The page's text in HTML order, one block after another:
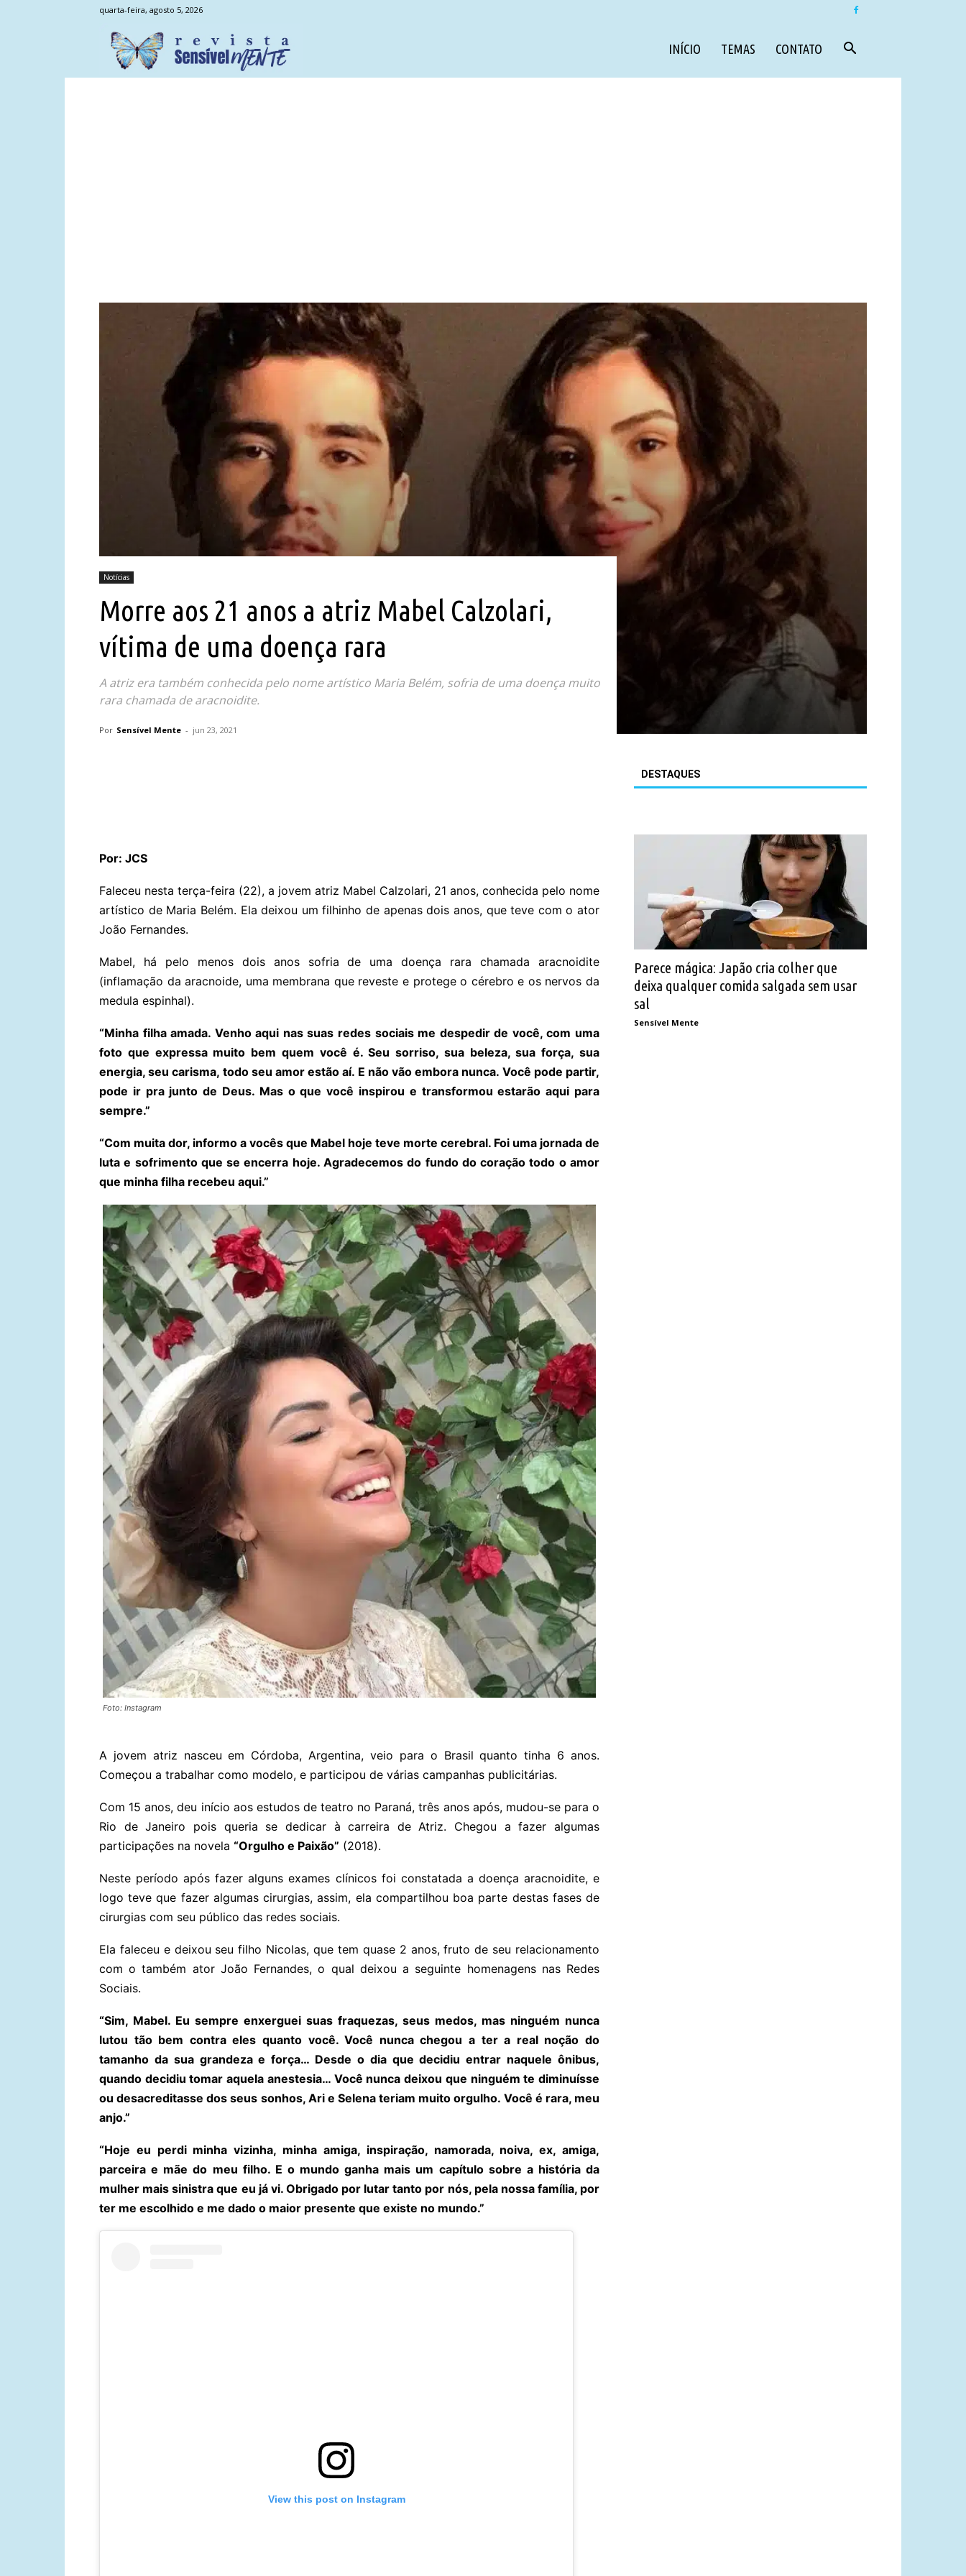
quarta-feira, agosto 5, 2026
INÍCIO TEMAS CONTATO
Notícias
Morre aos 21 anos a atriz Mabel Calzolari,
vítima de uma doença rara
A atriz era também conhecida pelo nome artístico Maria Belém, sofria de uma doença muito
rara chamada de aracnoidite.
Por Sensível Mente - jun 23, 2021
Por: JCS
Faleceu nesta terça-feira (22), a jovem atriz Mabel Calzolari, 21 anos, conhecida pelo nome
artístico de Maria Belém. Ela deixou um filhinho de apenas dois anos, que teve com o ator
João Fernandes.
Mabel, há pelo menos dois anos sofria de uma doença rara chamada aracnoidite
(inflamação da aracnoide, uma membrana que reveste e protege o cérebro e os nervos da
medula espinhal).
“Minha filha amada. Venho aqui nas suas redes sociais me despedir de você, com uma
foto que expressa muito bem quem você é. Seu sorriso, sua beleza, sua força, sua
energia, seu carisma, todo seu amor estão aí. E não vão embora nunca. Você pode partir,
pode ir pra junto de Deus. Mas o que você inspirou e transformou estarão aqui para
sempre.”
“Com muita dor, informo a vocês que Mabel hoje teve morte cerebral. Foi uma jornada de
luta e sofrimento que se encerra hoje. Agradecemos do fundo do coração todo o amor
que minha filha recebeu aqui.”
Foto: Instagram
A jovem atriz nasceu em Córdoba, Argentina, veio para o Brasil quanto tinha 6 anos.
Começou a trabalhar como modelo, e participou de várias campanhas publicitárias.
Com 15 anos, deu início aos estudos de teatro no Paraná, três anos após, mudou-se para o
Rio de Janeiro pois queria se dedicar à carreira de Atriz. Chegou a fazer algumas
participações na novela “Orgulho e Paixão” (2018).
Neste período após fazer alguns exames clínicos foi constatada a doença aracnoidite, e
logo teve que fazer algumas cirurgias, assim, ela compartilhou boa parte destas fases de
cirurgias com seu público das redes sociais.
Ela faleceu e deixou seu filho Nicolas, que tem quase 2 anos, fruto de seu relacionamento
com o também ator João Fernandes, o qual deixou a seguinte homenagens nas Redes
Sociais.
“Sim, Mabel. Eu sempre enxerguei suas fraquezas, seus medos, mas ninguém nunca
lutou tão bem contra eles quanto você. Você nunca chegou a ter a real noção do
tamanho da sua grandeza e força… Desde o dia que decidiu entrar naquele ônibus,
quando decidiu tomar aquela anestesia… Você nunca deixou que ninguém te diminuísse
ou desacreditasse dos seus sonhos, Ari e Selena teriam muito orgulho. Você é rara, meu
anjo.”
“Hoje eu perdi minha vizinha, minha amiga, inspiração, namorada, noiva, ex, amiga,
parceira e mãe do meu filho. E o mundo ganha mais um capítulo sobre a história da
mulher mais sinistra que eu já vi. Obrigado por lutar tanto por nós, pela nossa família, por
ter me escolhido e me dado o maior presente que existe no mundo.”
View this post on Instagram
DESTAQUES
Parece mágica: Japão cria colher que
deixa qualquer comida salgada sem usar
sal
Sensível Mente